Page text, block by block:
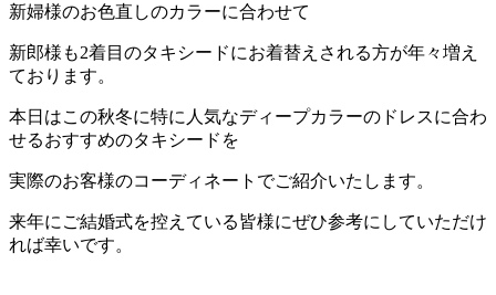
新婦様のお色直しのカラーに合わせて
新郎様も2着目のタキシードにお着替えされる方が年々増え
ております。
本日はこの秋冬に特に人気なディープカラーのドレスに合わ
せるおすすめのタキシードを
実際のお客様のコーディネートでご紹介いたします。
来年にご結婚式を控えている皆様にぜひ参考にしていただけ
れば幸いです。